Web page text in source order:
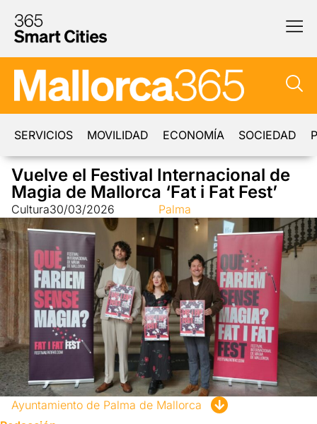
SERVICIOS MOVILIDAD ECONOMÍA SOCIEDAD
Vuelve el Festival Internacional de
Magia de Mallorca ‘Fat i Fat Fest’
Cultura30/03/2026 Palma
Ayuntamiento de Palma de Mallorca